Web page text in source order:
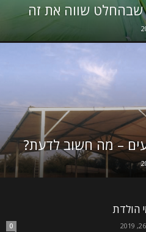
שווה את זה
– מה חשוב לדעת?
הולדת
0